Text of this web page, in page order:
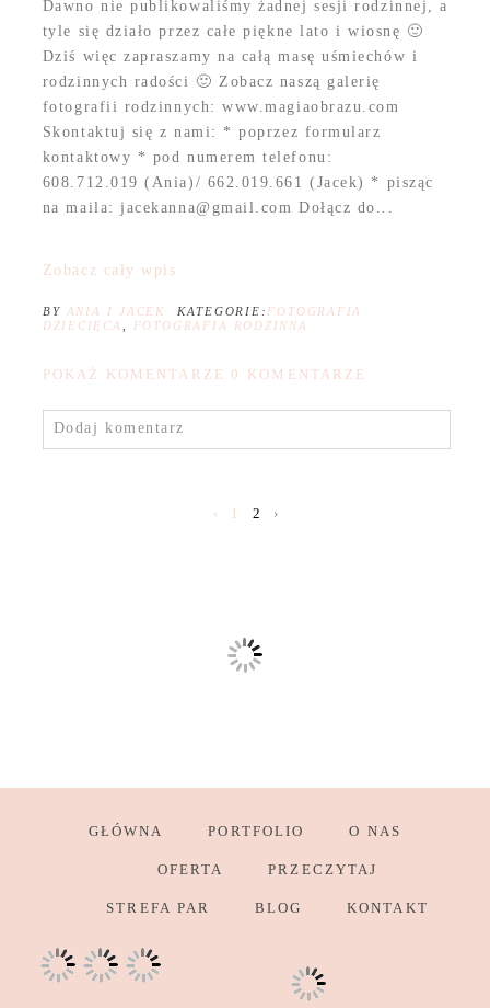
Dawno nie publikowaliśmy żadnej sesji rodzinnej, a
tyle się działo przez całe piękne lato i wiosnę 🙂
Dziś więc zapraszamy na całą masę uśmiechów i
rodzinnych radości 🙂 Zobacz naszą galerię
fotografii rodzinnych: www.magiaobrazu.com
Skontaktuj się z nami: * poprzez formularz
kontaktowy * pod numerem telefonu:
608.712.019 (Ania)/ 662.019.661 (Jacek) * pisząc
na maila: jacekanna@gmail.com Dołącz do...
Zobacz cały wpis
BY ANIA I JACEK KATEGORIE: FOTOGRAFIA
DZIECIĘCA
FOTOGRAFIA RODZINNA
POKAŻ KOMENTARZE 0 KOMENTARZE
Dodaj komentarz
‹ 1 2 ›
GŁÓWNA PORTFOLIO O NAS
OFERTA PRZECZYTAJ
STREFA PAR BLOG KONTAKT